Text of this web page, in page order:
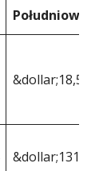
Południowa
&dollar;18,536
&dollar;131,464